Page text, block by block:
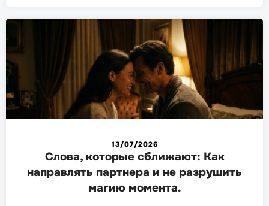
13/07/2026
Слова, которые сближают: Как
направлять партнера и не разрушить
магию момента.